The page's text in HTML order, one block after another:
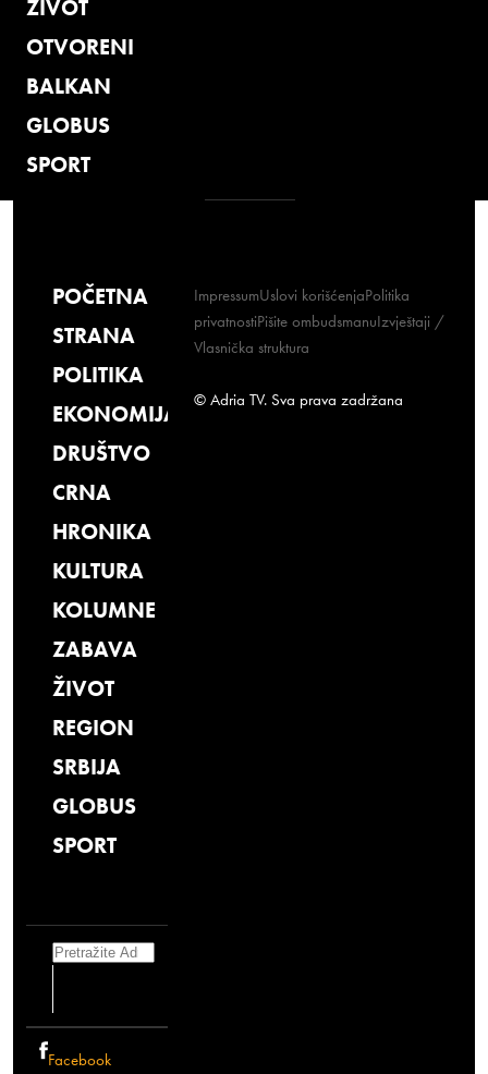
ŽIVOT
OTVORENI
BALKAN
GLOBUS
SPORT
POČETNA
STRANA
POLITIKA
EKONOMIJA
DRUŠTVO
CRNA
HRONIKA
KULTURA
KOLUMNE
ZABAVA
ŽIVOT
REGION
SRBIJA
GLOBUS
SPORT
Search
Facebook
ImpressumUslovi korišćenjaPolitika
privatnostiPišite ombudsmanuIzvještaji /
Vlasnička struktura
© Adria TV. Sva prava zadržana